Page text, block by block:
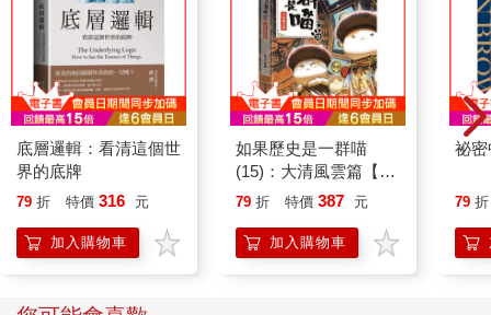
底層邏輯：看清這個世
界的底牌
79 折 特價 316 元
加入購物車
如果歷史是一群喵
(15)：大清風雲篇【萌
貓漫畫學歷史】
79 折 特價 387 元
加入購物車
祕
79 折